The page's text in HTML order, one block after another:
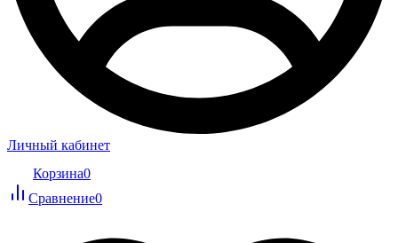
Личный кабинет
Корзина0
Сравнение0